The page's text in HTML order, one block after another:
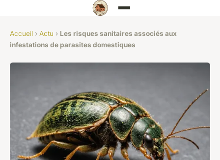
Accueil › Actu › Les risques sanitaires associés aux
infestations de parasites domestiques